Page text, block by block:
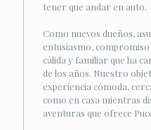
tener que andar en auto.
Como nuevos dueños,
entusiasmo, compromiso
cálida y familiar que ha
de los años. Nuestro
experiencia cómoda,
como en casa mientras
aventuras que ofrece